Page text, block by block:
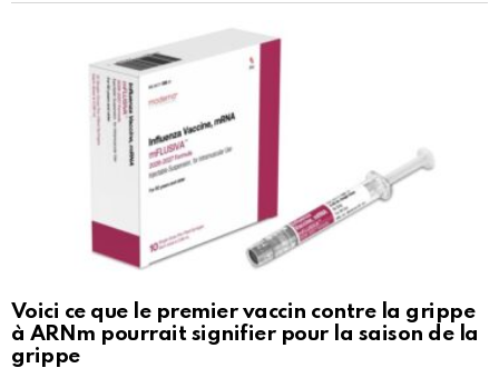
Voici ce que le premier vaccin contre la grippe
à ARNm pourrait signifier pour la saison de la
grippe